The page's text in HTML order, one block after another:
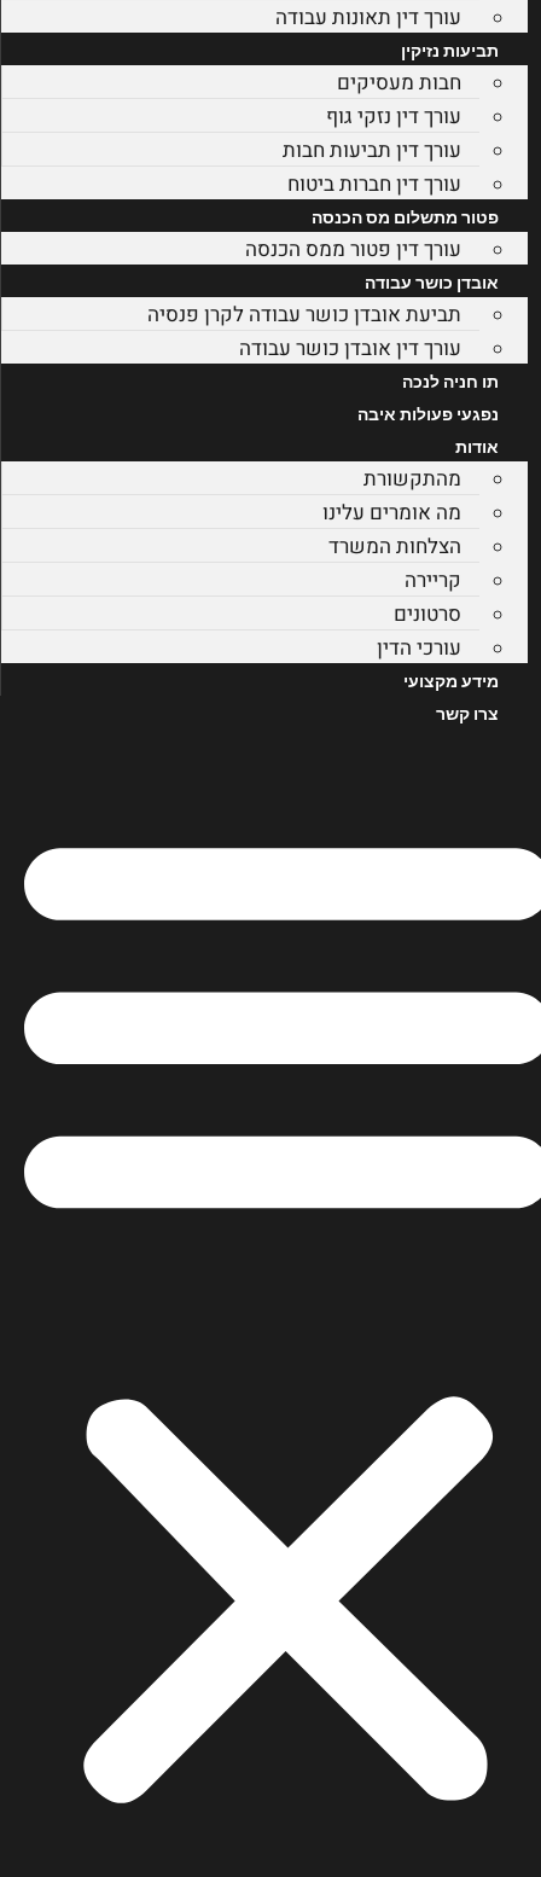
עורך דין תאונות עבודה
תביעות נזיקין
חבות מעסיקים
עורך דין נזקי גוף
עורך דין תביעות חבות
עורך דין חברות ביטוח
פטור מתשלום מס הכנסה
עורך דין פטור ממס הכנסה
אובדן כושר עבודה
תביעת אובדן כושר עבודה לקרן פנסיה
עורך דין אובדן כושר עבודה
תו חניה לנכה
נפגעי פעולות איבה
אודות
מהתקשורת
מה אומרים עלינו
הצלחות המשרד
קריירה
סרטונים
עורכי הדין
מידע מקצועי
צרו קשר